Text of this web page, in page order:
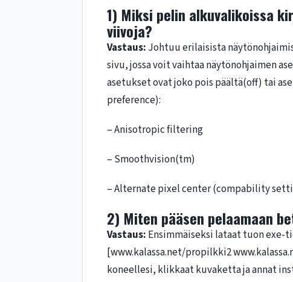
1) Miksi pelin alkuvalikoissa
viivoja?
Vastaus: Johtuu erilaisista
sivu, jossa voit vaihtaa näytönohjaimen
asetukset ovat joko pois päältä(off) tai
preference):
– Anisotropic filtering
– Smoothvision(tm)
– Alternate pixel center (compability
2) Miten pääsen pelaamaan
Vastaus: Ensimmäiseksi lataat tuon exe-
[www.kalassa.net/propilkki2
koneellesi, klikkaat kuvaketta ja annat